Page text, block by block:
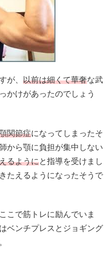
が、 以前は細くて華奢な武
かけがあったのでしょう
関節症になってしまったそ
から顎に負担が集中しない
るようにと指導を受けまし
たえるようになったそうで
こで筋トレに励んでいま
ベンチプレスとジョギング